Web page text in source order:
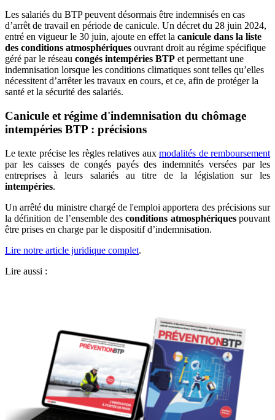
Les salariés du BTP peuvent désormais être indemnisés en cas
d’arrêt de travail en période de canicule. Un décret du 28 juin 2024,
entré en vigueur le 30 juin, ajoute en effet la canicule dans la liste
des conditions atmosphériques ouvrant droit au régime spécifique
géré par le réseau congés intempéries BTP et permettant une
indemnisation lorsque les conditions climatiques sont telles qu’elles
nécessitent d’arrêter les travaux en cours, et ce, afin de protéger la
santé et la sécurité des salariés.
Canicule et régime d'indemnisation du chômage
intempéries BTP : précisions
Le texte précise les règles relatives auxmodalités de remboursement
par les caisses de congés payés des indemnités versées par les
entreprises à leurs salariés au titre de la législation sur les
intempéries.
Un arrêté du ministre chargé de l'emploi apportera des précisions sur
la définition de l’ensemble desconditions atmosphériquespouvant
être prises en charge par le dispositif d’indemnisation.
Lire notre article juridique complet.
Lire aussi :